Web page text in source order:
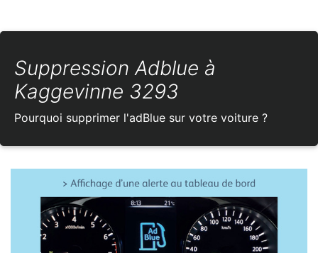
Suppression Adblue à
Kaggevinne 3293
Pourquoi supprimer l'adBlue sur votre voiture ?